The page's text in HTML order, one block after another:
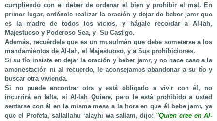
cumpliendo con el deber de ordenar el bien y prohibir el mal. En
primer lugar, ordénele realizar la oración y dejar de beber jamr que
es la madre de todos los vicios, y hágale recordar a Al-lah,
Majestuoso y Poderoso Sea, y Su Castigo.
Además, recuérdele que es un musulmán que debe someterse a los
mandamientos de Al-lah, el Majestuoso, y a Sus prohibiciones.
Si su tío insiste en dejar la oración y beber jamr, y no hace caso a la
amonestación ni al recuerdo, le aconsejamos abandonar a su tío y
buscar otra vivienda.
Si no puede encontrar otra y está obligado a vivir con él, no
incurrirá en falta, si Al-lah Quiere, pero le está prohibido a usted
sentarse con él en la misma mesa a la hora en que él bebe jamr, ya
que el Profeta, sallallahu ‘alayhi wa sallam, dijo: "Quien cree en Al-